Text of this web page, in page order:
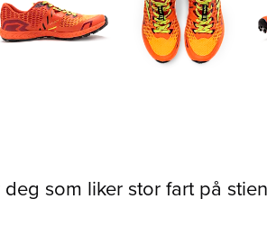
som liker stor fart på